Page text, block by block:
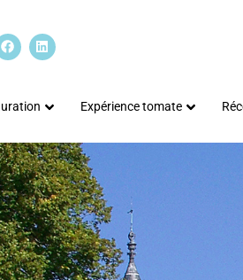
Expérience tomate